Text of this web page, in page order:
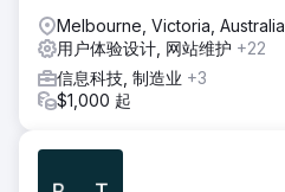
Melbourne, Victoria, Australia
用户体验设计, 网站维护 +22
信息科技, 制造业 +3
$1,000 起